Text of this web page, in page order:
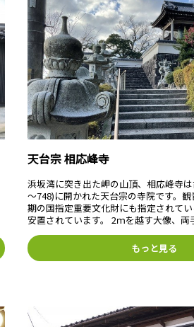
天台宗 相応峰寺
浜坂湾に突き出た岬の山頂、相応峰寺
～748)に開かれた天台宗の寺院です。
期の国指定重要文化財にも指定されて
安置されています。 2ｍを越す大像、
もっと見る